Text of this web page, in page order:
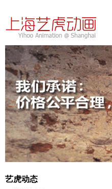
艺虎动态